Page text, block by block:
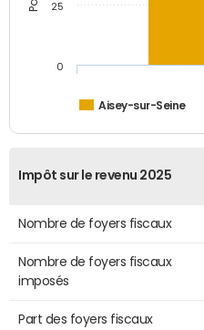
Aisey-sur-Seine
0
25
Impôt sur le revenu 2025
Nombre de foyers fiscaux
Nombre de foyers fiscaux
imposés
Part des foyers fiscaux